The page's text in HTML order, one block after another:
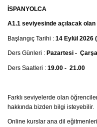
İSPANYOLCA
A1.1 seviyesinde açılacak
Başlangıç Tarihi : 14 Eylül 2026
Ders Günleri : Pazartesi -
Ders Saatleri : 19.00 - 21.00
Farklı seviyelerde olan
hakkında bizden bilgi isteyebilir.
Online kurslar ana dil